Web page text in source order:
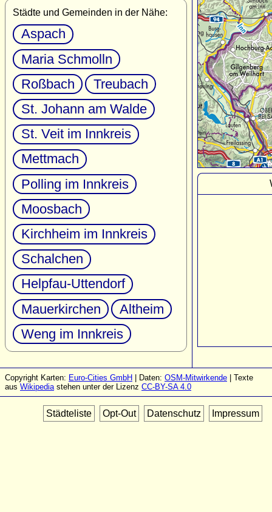
Städte und Gemeinden in der Nähe:
Aspach
Maria Schmolln
Roßbach
Treubach
St. Johann am Walde
St. Veit im Innkreis
Mettmach
Polling im Innkreis
Moosbach
Kirchheim im Innkreis
Schalchen
Helpfau-Uttendorf
Mauerkirchen
Altheim
Weng im Innkreis
Copyright Karten: Euro-Cities GmbH | Daten: OSM-Mitwirkende | Texte
aus Wikipediastehen unter der Lizenz CC-BY-SA 4.0
Städteliste Opt-Out Datenschutz Impressum